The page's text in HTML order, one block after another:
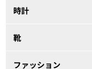
時計
靴
ファッション